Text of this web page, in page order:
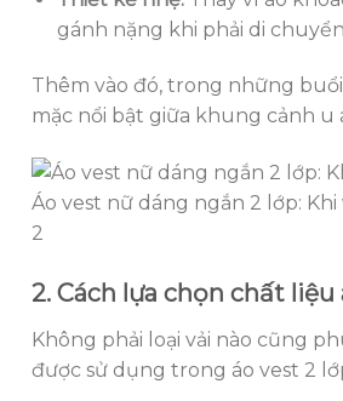
gánh nặng khi phải di
Thêm vào đó, trong những
mặc nổi bật giữa khung cảnh u
Áo vest nữ dáng ngắn 2 lớp:
2
2. Cách lựa chọn chất
Không phải loại vải nào cũng
được sử dụng trong áo vest 2